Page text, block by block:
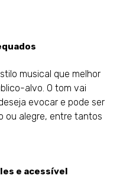
musical que melhor
alvo. O tom vai
evocar e pode ser
ou alegre, entre tantos
e acessível